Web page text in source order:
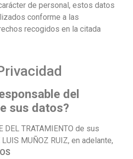
de personal, estos datos
conforme a las
recogidos en la citada
del
sus datos?
DEL TRATAMIENTO de sus
MUÑOZ RUIZ, en adelante,